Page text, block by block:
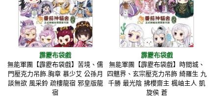
霹靂布袋戲
無能軍團【霹靂布袋戲】苦境、儒
門壓克力吊飾.胸章 慕少艾 公孫月
談無欲 風采鈴 疏樓龍宿 邪皇版龍
宿
霹靂布袋戲
無能軍團【霹靂布袋戲】時間城、
四魌界、玄宗壓克力吊飾 綺羅生 九
千勝 最光陰 拂櫻齋主 楓岫主人 凱
旋侯 蒼